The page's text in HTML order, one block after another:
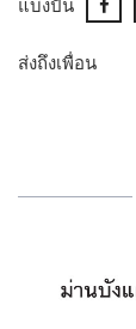
ส่งถึงเพื่อน